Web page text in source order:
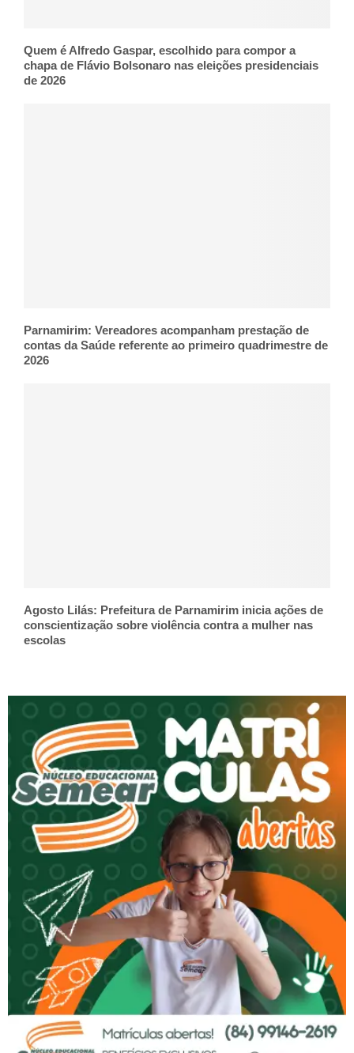
Quem é Alfredo Gaspar, escolhido para compor a
chapa de Flávio Bolsonaro nas eleições presidenciais
de 2026
Parnamirim: Vereadores acompanham prestação de
contas da Saúde referente ao primeiro quadrimestre de
2026
Agosto Lilás: Prefeitura de Parnamirim inicia ações de
conscientização sobre violência contra a mulher nas
escolas